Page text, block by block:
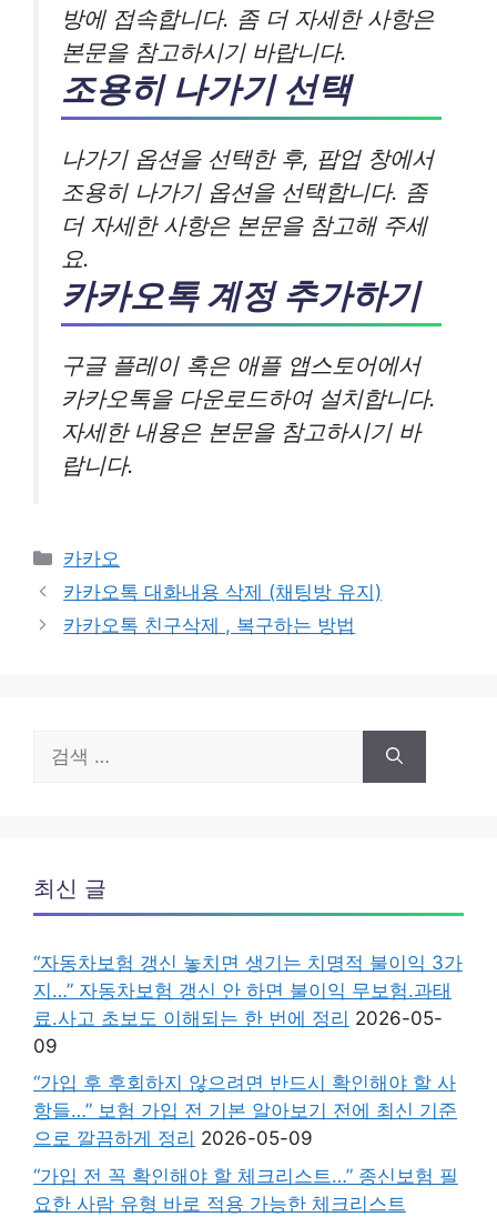
방에 접속합니다. 좀 더 자세한 사항은
본문을 참고하시기 바랍니다.
조용히 나가기 선택
나가기 옵션을 선택한 후, 팝업 창에서
조용히 나가기 옵션을 선택합니다. 좀
더 자세한 사항은 본문을 참고해 주세
요.
카카오톡 계정 추가하기
구글 플레이 혹은 애플 앱스토어에서
카카오톡을 다운로드하여 설치합니다.
자세한 내용은 본문을 참고하시기 바
랍니다.
카
테
고
리
카카오
카카오톡 대화내용 삭제 (채팅방 유지)
카카오톡 친구삭제 , 복구하는 방법
색:
최신 글
“자동차보험 갱신 놓치면 생기는 치명적 불이익 3가
지…” 자동차보험 갱신 안 하면 불이익 무보험.과태
료.사고 초보도 이해되는 한 번에 정리 2026-05-
09
“가입 후 후회하지 않으려면 반드시 확인해야 할 사
항들…” 보험 가입 전 기본 알아보기 전에 최신 기준
으로 깔끔하게 정리 2026-05-09
“가입 전 꼭 확인해야 할 체크리스트…” 종신보험 필
요한 사람 유형 바로 적용 가능한 체크리스트